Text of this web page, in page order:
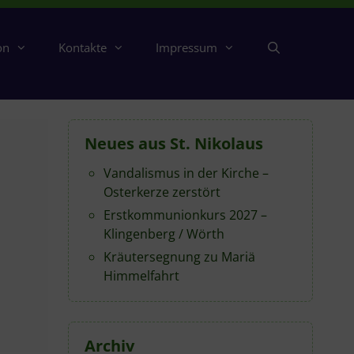
Kontakte Impressum
Neues aus St. Nikolaus
Vandalismus in der Kirche –
Osterkerze zerstört
Erstkommunionkurs 2027 –
Klingenberg / Wörth
Kräutersegnung zu Mariä
Himmelfahrt
Archiv